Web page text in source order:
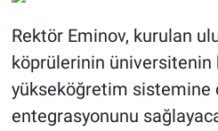
Rektör Eminov, kurulan
köprülerinin üniversitenin
yükseköğretim sistemine
entegrasyonunu